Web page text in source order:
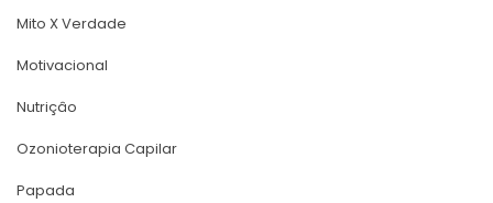
Mito X Verdade
Motivacional
Nutriçâo
Ozonioterapia Capilar
Papada